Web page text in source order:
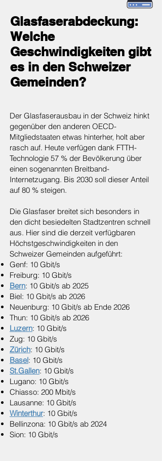
Glasfaserabdeckung:
Welche
Geschwindigkeiten gibt
es in den Schweizer
Gemeinden?
Der Glasfaserausbau in der Schweiz hinkt
gegenüber den anderen OECD-
Mitgliedstaaten etwas hinterher, holt aber
rasch auf. Heute verfügen dank FTTH-
Technologie 57 % der Bevölkerung über
einen sogenannten Breitband-
Internetzugang. Bis 2030 soll dieser Anteil
auf 80 % steigen.
Die Glasfaser breitet sich besonders in
den dicht besiedelten Stadtzentren schnell
aus. Hier sind die derzeit verfügbaren
Höchstgeschwindigkeiten in den
Schweizer Gemeinden aufgeführt:
Genf: 10 Gbit/s
Freiburg: 10 Gbit/s
Bern: 10 Gbit/s ab 2025
Biel: 10 Gbit/s ab 2026
Neuenburg: 10 Gbit/s ab Ende 2026
Thun: 10 Gbit/s ab 2026
Luzern: 10 Gbit/s
Zug: 10 Gbit/s
Zürich: 10 Gbit/s
Basel: 10 Gbit/s
St.Gallen: 10 Gbit/s
Lugano: 10 Gbit/s
Chiasso: 200 Mbit/s
Lausanne: 10 Gbit/s
Winterthur: 10 Gbit/s
Bellinzona: 10 Gbit/s ab 2024
Sion: 10 Gbit/s